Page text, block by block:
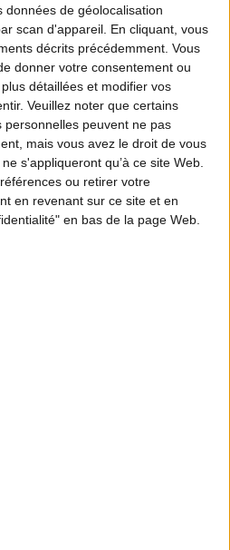
données de géolocalisation
scan d'appareil. En cliquant, vous
décrits précédemment. Vous
donner votre consentement ou
détaillées et modifier vos
Veuillez noter que certains
peuvent ne pas
mais vous avez le droit de vous
s'appliqueront qu’à ce site Web.
ou retirer votre
en revenant sur ce site et en
en bas de la page Web.